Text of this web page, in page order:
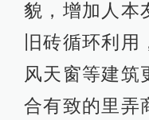
貌，增加人本
旧砖循环利
风天窗等建筑
合有致的里弄